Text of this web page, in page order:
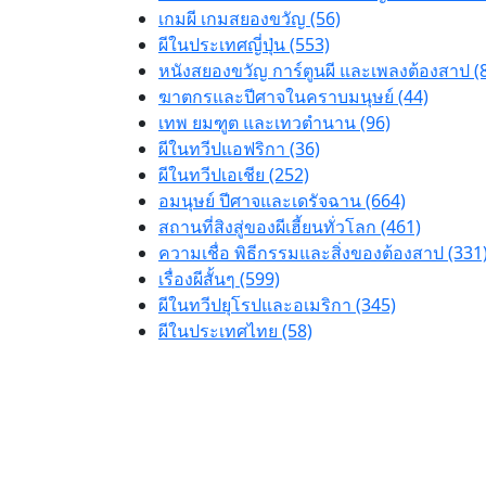
เกมผี เกมสยองขวัญ (56)
ผีในประเทศญี่ปุ่น (553)
หนังสยองขวัญ การ์ตูนผี และเพลงต้องสาป
ฆาตกรและปีศาจในคราบมนุษย์ (44)
เทพ ยมฑูต และเทวตำนาน (96)
ผีในทวีปแอฟริกา (36)
ผีในทวีปเอเชีย (252)
อมนุษย์ ปีศาจและเดรัจฉาน (664)
สถานที่สิงสู่ของผีเฮี้ยนทั่วโลก (461)
ความเชื่อ พิธีกรรมและสิ่งของต้องสาป
เรื่องผีสั้นๆ (599)
ผีในทวีปยุโรปและอเมริกา (345)
ผีในประเทศไทย (58)